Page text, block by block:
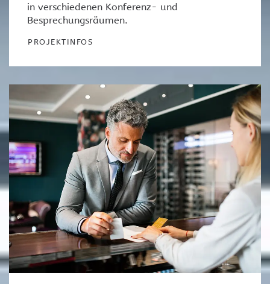
in verschiedenen Konferenz- und
Besprechungsräumen.
PROJEKTINFOS